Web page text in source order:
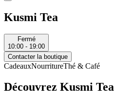
Kusmi Tea
Fermé
10:00 - 19:00
Contacter la boutique
CadeauxNourritureThé & Café
Découvrez Kusmi Tea